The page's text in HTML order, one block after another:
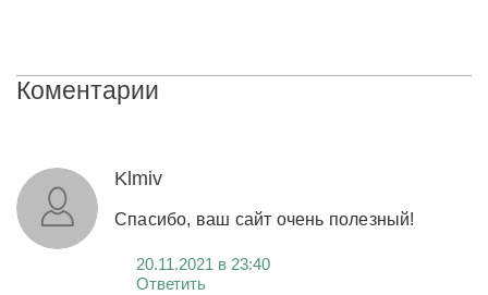
Коментарии
Klmiv
Спасибо, ваш сайт очень полезный!
20.11.2021 в 23:40
Ответить